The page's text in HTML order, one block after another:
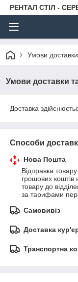
РЕНТАЛ СТІЛ -
Умови
Умови доставки
Доставка
Способи
Нова Пошта
Відправка
грошових коштів
товару до
за тарифами
Самовивіз
Доставка
Транспортна